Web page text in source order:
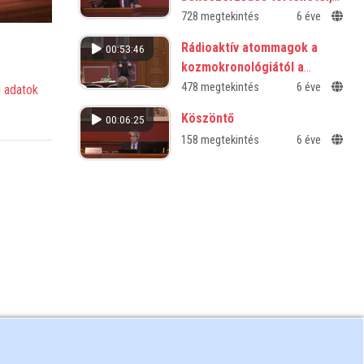
adatok
1918-1921
728 megtekintés 6 éve
00:53:46
Rádioaktív atommagok a
kozmokronológiától a
lakhatóságig
478 megtekintés 6 éve
00:06:25 Köszöntő
158 megtekintés 6 éve